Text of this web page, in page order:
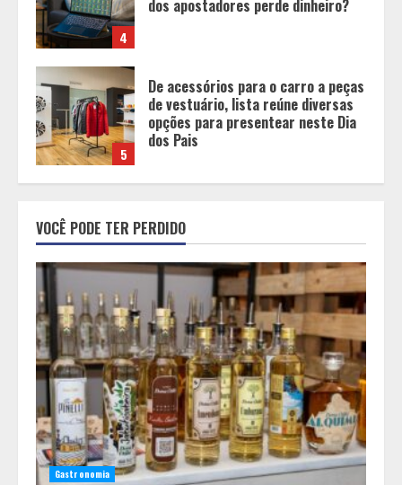
5
opções para presentear neste Dia
1
BH será a Capital da Cachaça com a
Expocachaça
2
Cristo Redentor se iluminou na cor
laranja
3
A ordem dos alimentos importa.
Mas nem sempre da mesma forma
Casa de apostas: por que a maioria
dos apostadores perde dinheiro?
VOCÊ PODE TER PERDIDO
Gastronomia